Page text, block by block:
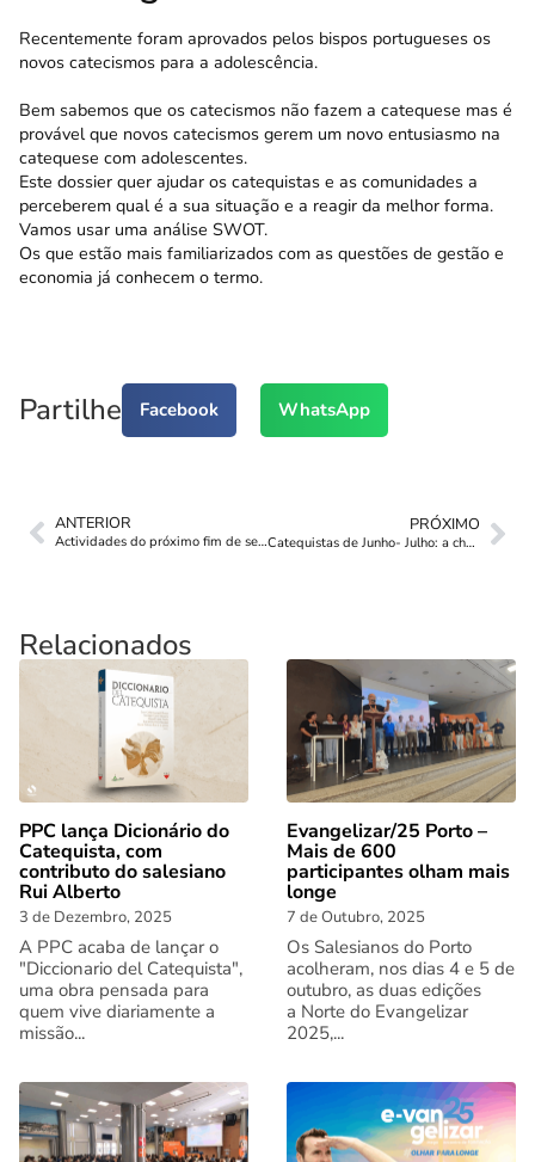
Recentemente foram aprovados pelos bispos portugueses os
novos catecismos para a adolescência.
Bem sabemos que os catecismos não fazem a catequese mas é
provável que novos catecismos gerem um novo entusiasmo na
catequese com adolescentes.
Este dossier quer ajudar os catequistas e as comunidades a
perceberem qual é a sua situação e a reagir da melhor forma.
Vamos usar uma análise SWOT.
Os que estão mais familiarizados com as questões de gestão e
economia já conhecem o termo.
Partilhe Facebook WhatsApp
ANTERIOR
Actividades do próximo fim de semana
PRÓXIMO
Catequistas de Junho- Julho: a chegar
Relacionados
PPC lança Dicionário do
Catequista, com
contributo do salesiano
Rui Alberto
3 de Dezembro, 2025
A PPC acaba de lançar o
"Diccionario del Catequista",
uma obra pensada para
quem vive diariamente a
missão...
Evangelizar/25 Porto –
Mais de 600
participantes olham mais
longe
7 de Outubro, 2025
Os Salesianos do Porto
acolheram, nos dias 4 e 5 de
outubro, as duas edições
a Norte do Evangelizar
2025,...